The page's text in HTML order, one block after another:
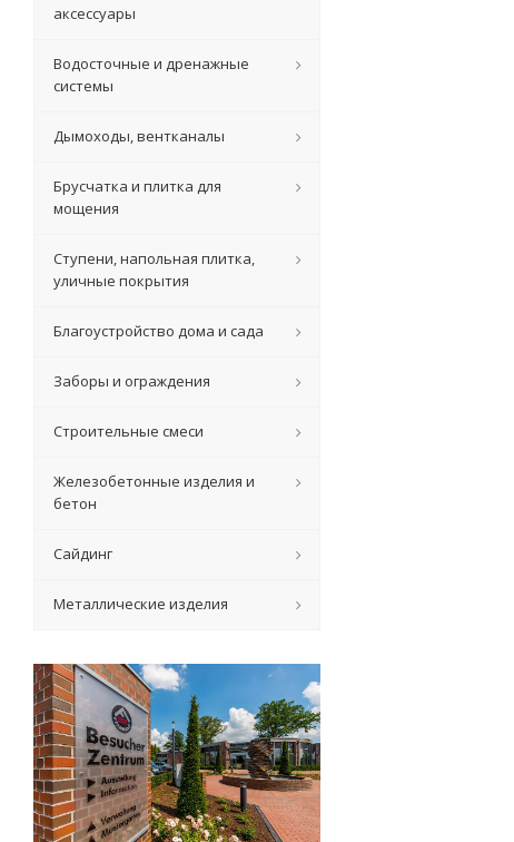
аксессуары
Водосточные и дренажные
системы
Дымоходы, вентканалы
Брусчатка и плитка для
мощения
Ступени, напольная плитка,
уличные покрытия
Благоустройство дома и сада
Заборы и ограждения
Строительные смеси
Железобетонные изделия и
бетон
Сайдинг
Металлические изделия